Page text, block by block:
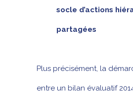
socle d’actions
partagées
Plus précisément, la
entre un bilan évaluatif